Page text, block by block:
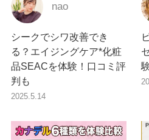
nao
シークでシワ改善でき
る？エイジングケア*化粧
品SEACを体験！口コミ評
判も
2025.5.14